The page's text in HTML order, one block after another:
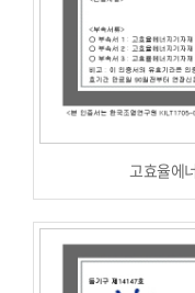
고효율에